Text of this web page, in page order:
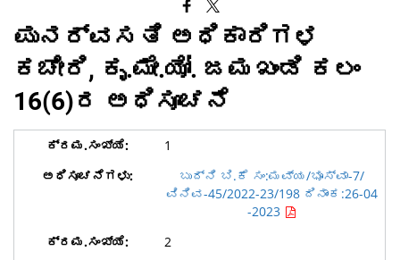
ಪುನರ್ವಸತಿ ಅಧಿಕಾರಿಗಳ
ಕಚೇರಿ, ಕೃ.ಮೇ.ಯೋ. ಜಮಖಂಡಿ ಕಲಂ
16(6)ರ ಅಧಿಸೂಚನೆ
1
ಬುದ್ನಿ ಬಿ.ಕೆ ಸಂ:ಮವ್ಯ/ಭೂಸ್ವಾ-7/
ವಿನಿವ-45/2022-23/198 ದಿನಾಂಕ:26-04
-2023
2